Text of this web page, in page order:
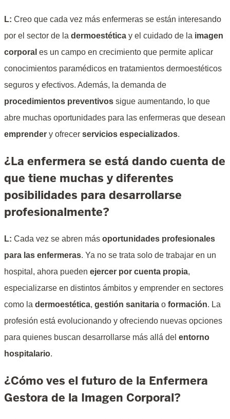
L: Creo que cada vez más enfermeras se están interesando
por el sector de la dermoestética y el cuidado de la imagen
corporal es un campo en crecimiento que permite aplicar
conocimientos paramédicos en tratamientos dermoestéticos
seguros y efectivos. Además, la demanda de
procedimientos preventivos sigue aumentando, lo que
abre muchas oportunidades para las enfermeras que desean
emprender y ofrecer servicios especializados.
¿La enfermera se está dando cuenta de
que tiene muchas y diferentes
posibilidades para desarrollarse
profesionalmente?
L: Cada vez se abren más oportunidades profesionales
para las enfermeras. Ya no se trata solo de trabajar en un
hospital, ahora pueden ejercer por cuenta propia,
especializarse en distintos ámbitos y emprender en sectores
como la dermoestética, gestión sanitaria o formación. La
profesión está evolucionando y ofreciendo nuevas opciones
para quienes buscan desarrollarse más allá del entorno
hospitalario.
¿Cómo ves el futuro de la Enfermera
Gestora de la Imagen Corporal?